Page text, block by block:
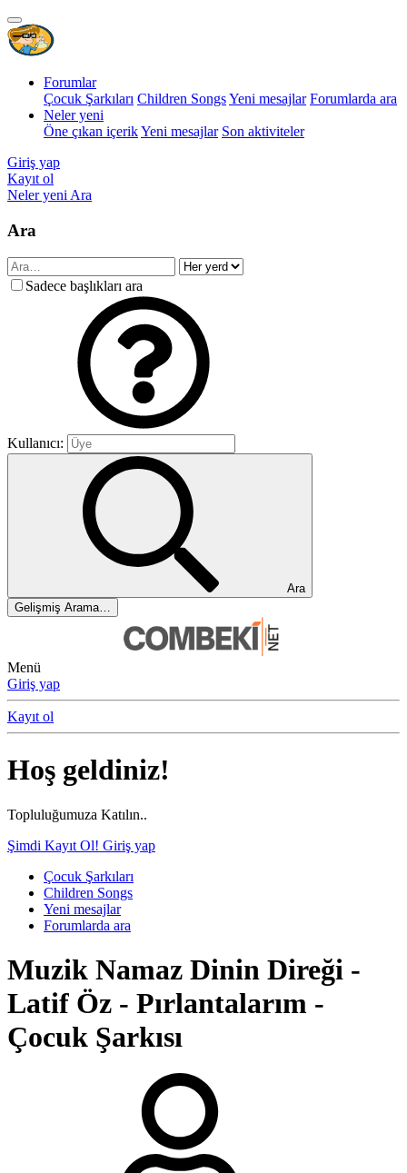
Forumlar
Çocuk Şarkıları Children SongsYeni mesajlar Forumlarda ara
Neler yeni
Öne çıkan içerikYeni mesajlar Son aktiviteler
Giriş yap
Kayıt ol
Neler yeni Ara
Ara
Sadece başlıkları ara
Kullanıcı:
Ara
Gelişmiş Arama…
Menü
Giriş yap
Kayıt ol
Hoş geldiniz!
Topluluğumuza Katılın..
Şimdi Kayıt Ol! Giriş yap
Çocuk Şarkıları
Children Songs
Yeni mesajlar
Forumlarda ara
Muzik Namaz Dinin Direği -
Latif Öz - Pırlantalarım -
Çocuk Şarkısı